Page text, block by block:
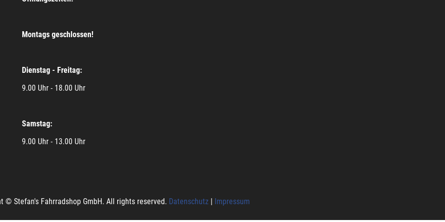
Montags geschlossen!
Dienstag - Freitag:
9.00 Uhr - 18.00 Uhr
Samstag:
9.00 Uhr - 13.00 Uhr
© Stefan's Fahrradshop GmbH. All rights reserved. Datenschutz | Impressum